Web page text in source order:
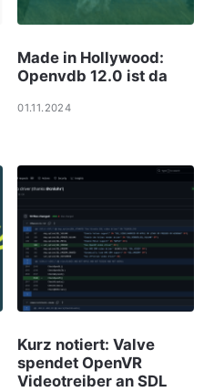
Made in Hollywood:
Openvdb 12.0 ist da
01.11.2024
Kurz notiert: Valve
spendet OpenVR
Videotreiber an SDL